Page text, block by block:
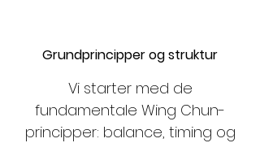
Grundprincipper og struktur
Vi starter med de
fundamentale Wing Chun-
principper: balance, timing og